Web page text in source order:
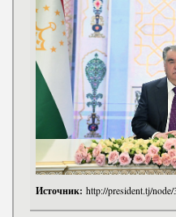
Источник: http://president.tj/